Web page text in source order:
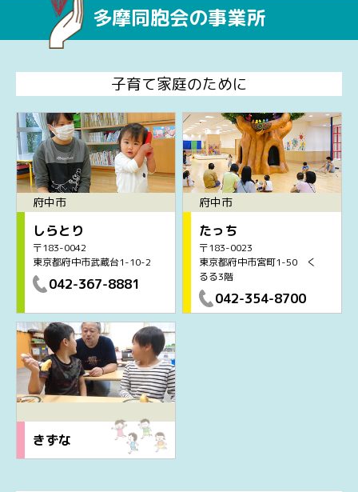
多摩同胞会の事業所
子育て家庭のために
府中市
しらとり
〒183-0042
東京都府中市武蔵台1-10-2
042-367-8881
府中市
たっち
〒183-0023
東京都府中市宮町1-50 く
るる3階
042-354-8700
きずな